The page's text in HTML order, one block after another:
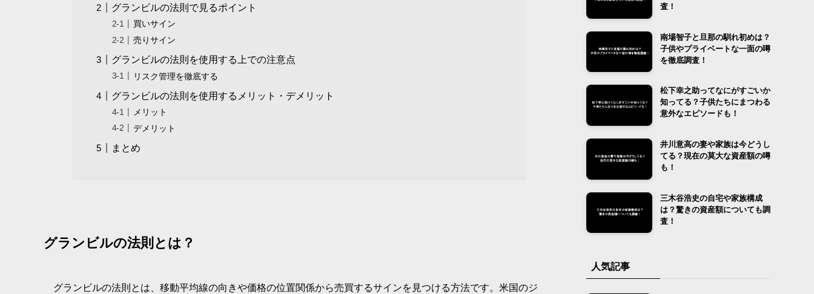
グランビルの法則で見るポイント
買いサイン
売りサイン
グランビルの法則を使用する上での注意点
リスク管理を徹底する
グランビルの法則を使用するメリット・デメリット
メリット
デメリット
まとめ
グランビルの法則とは？
グランビルの法則とは、移動平均線の向きや価格の位置関係から売買するサインを見つける方法です。米国のジ
査！
南場智子と旦那の馴れ初めは？
子供やプライベートな一面の噂
を徹底調査！
松下幸之助ってなにがすごいか
知ってる？子供たちにまつわる
意外なエピソードも！
井川意高の妻や家族は今どうし
てる？現在の莫大な資産額の噂
も！
三木谷浩史の自宅や家族構成
は？驚きの資産額についても調
査！
人気記事